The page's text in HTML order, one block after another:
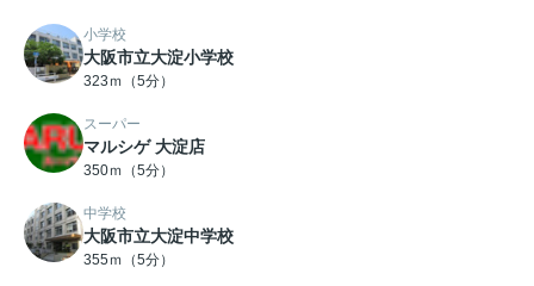
小学校
大阪市立大淀小学校
323ｍ（5分）
スーパー
マルシゲ 大淀店
350ｍ（5分）
中学校
大阪市立大淀中学校
355ｍ（5分）